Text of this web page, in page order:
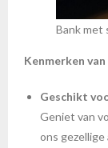
Bank met
Kenmerken
Geschikt
Geniet van
ons